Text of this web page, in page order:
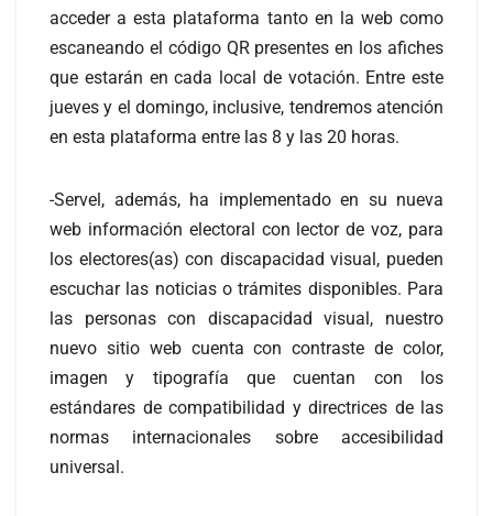
acceder a esta plataforma tanto en la web como
escaneando el código QR presentes en los afiches
que estarán en cada local de votación. Entre este
jueves y el domingo, inclusive, tendremos atención
en esta plataforma entre las 8 y las 20 horas.
-Servel, además, ha implementado en su nueva
web información electoral con lector de voz, para
los electores(as) con discapacidad visual, pueden
escuchar las noticias o trámites disponibles. Para
las personas con discapacidad visual, nuestro
nuevo sitio web cuenta con contraste de color,
imagen y tipografía que cuentan con los
estándares de compatibilidad y directrices de las
normas internacionales sobre accesibilidad
universal.